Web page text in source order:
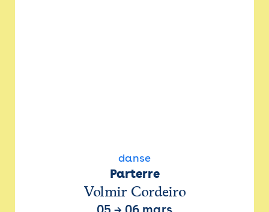
danse
Parterre
Volmir Cordeiro